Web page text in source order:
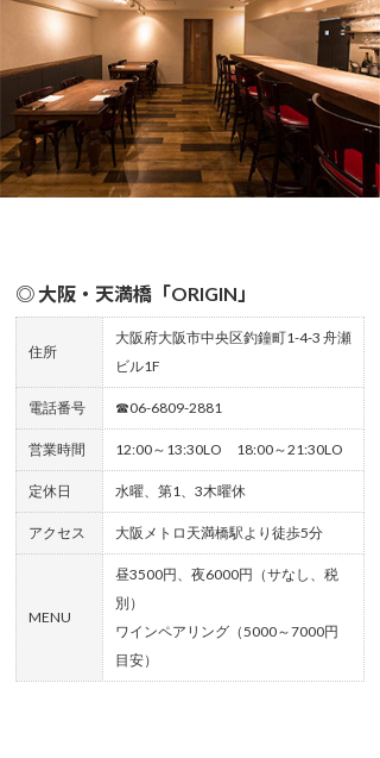
◎ 大阪・天満橋「ORIGIN」
住所
大阪府大阪市中央区釣鐘町1-4-3 舟瀬
ビル1F
電話番号 ☎06-6809-2881
営業時間 12:00～13:30LO 18:00～21:30LO
定休日 水曜、第1、3木曜休
アクセス 大阪メトロ天満橋駅より徒歩5分
MENU
昼3500円、夜6000円（サなし、税
別）
ワインペアリング（5000～7000円
目安）